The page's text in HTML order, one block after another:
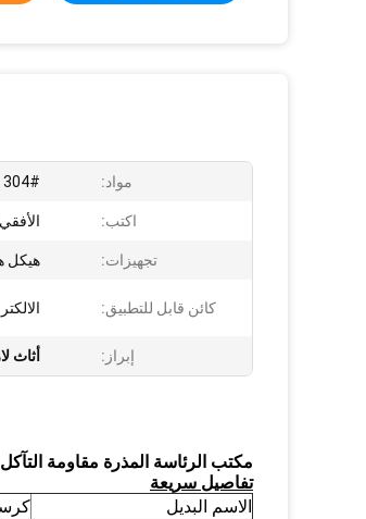
مواد: 304# صلب الذى لا يصدأ
اكتب:
تجهيزات: هيكل
كائن قابل للتطبيق:
إبراز: أثاث
مكتب الرئاسة المذرة مقاومة التآكل و
تفاصيل سريعة
الاسم البديل